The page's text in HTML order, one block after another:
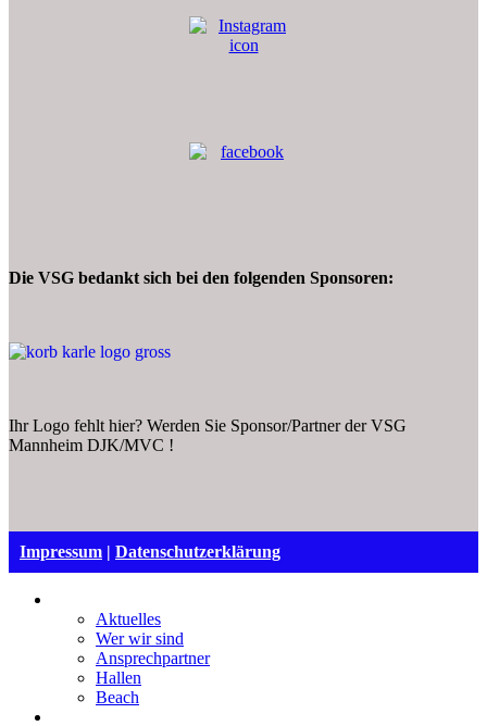
Die VSG bedankt sich bei den folgenden Sponsoren:
Ihr Logo fehlt hier? Werden Sie Sponsor/Partner der VSG
Mannheim DJK/MVC !
Impressum | Datenschutzerklärung
Aktuelles
Wer wir sind
Ansprechpartner
Hallen
Beach